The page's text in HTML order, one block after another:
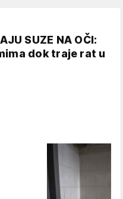
SUZE NA OČI:
dok traje rat u